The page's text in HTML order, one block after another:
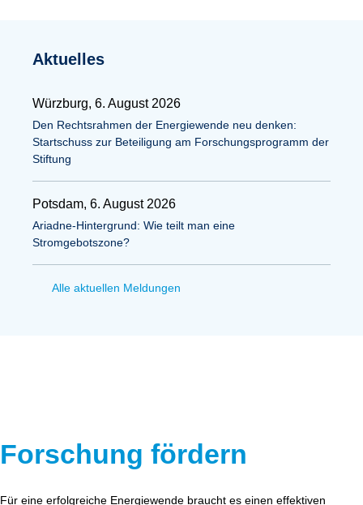
Aktuelles
Würzburg, 6. August 2026
Den Rechtsrahmen der Energiewende neu denken:
Startschuss zur Beteiligung am Forschungsprogramm der
Stiftung
Potsdam, 6. August 2026
Ariadne-Hintergrund: Wie teilt man eine
Stromgebotszone?
Alle aktuellen Meldungen
Forschung fördern
Für eine erfolgreiche Energiewende braucht es einen effektiven